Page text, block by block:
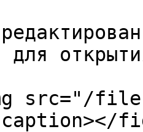
для
src="/